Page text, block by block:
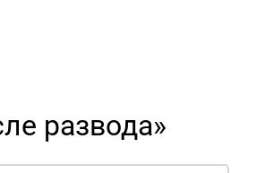
развода»